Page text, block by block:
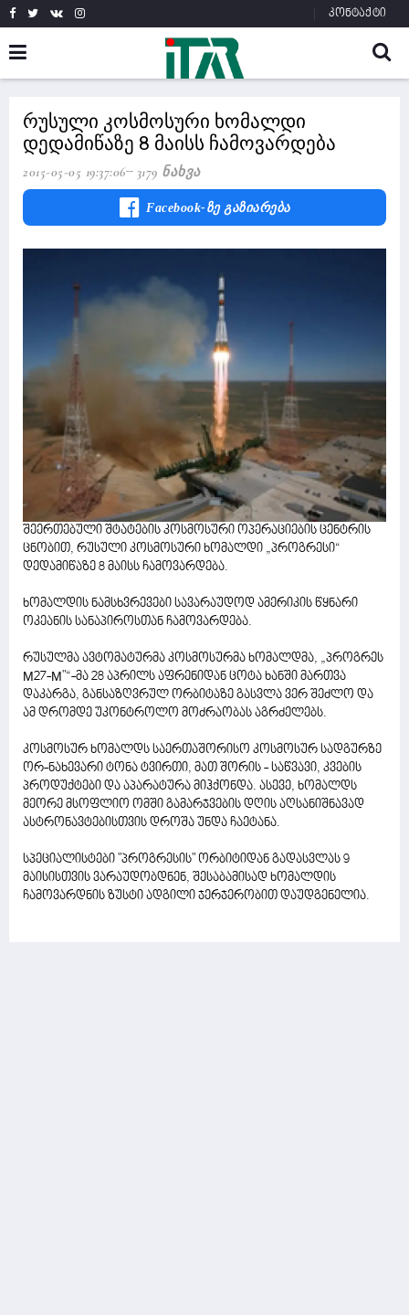
კონტაქტი
რუსული კოსმოსური ხომალდი
დედამიწაზე 8 მაისს ჩამოვარდება
2015-05-05 19:37:06 3179 Ნახვა
Facebook-Ზე Გაზიარება
შეერთებული შტატების კოსმოსური ოპერაციების ცენტრის
ცნობით, რუსული კოსმოსური ხომალდი „პროგრესი“
დედამიწაზე 8 მაისს ჩამოვარდება.
ხომალდის ნამსხვრევები სავარაუდოდ ამერიკის წყნარი
ოკეანის სანაპიროსთან ჩამოვარდება.
რუსულმა ავტომატურმა კოსმოსურმა ხომალდმა, „პროგრეს
М27-М"“-მა 28 აპრილს აფრენიდან ცოტა ხანში მართვა
დაკარგა, განსაზღვრულ ორბიტაზე გასვლა ვერ შეძლო და
ამ დრომდე უკონტროლო მოძრაობას აგრძელებს.
კოსმოსურ ხომალდს საერთაშორისო კოსმოსურ სადგურზე
ორ-ნახევარი ტონა ტვირთი, მათ შორის - საწვავი, კვების
პროდუქტები და აპარატურა მიჰქონდა. ასევე, ხომალდს
მეორე მსოფლიო ომში გამარჯვების დღის აღსანიშნავად
ასტრონავტებისთვის დროშა უნდა ჩაეტანა.
სპეციალისტები "პროგრესის" ორბიტიდან გადასვლას 9
მაისისთვის ვარაუდობდნენ, შესაბამისად ხომალდის
ჩამოვარდნის ზუსტი ადგილი ჯერჯერობით დაუდგენელია.